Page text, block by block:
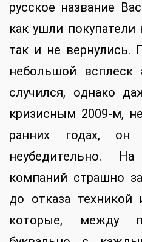
русское название
как ушли покупатели
так и не
небольшой всплеск
случился, однако
кризисным 2009-м,
ранних годах, он
неубедительно.
компаний страшно
до отказа
которые, между